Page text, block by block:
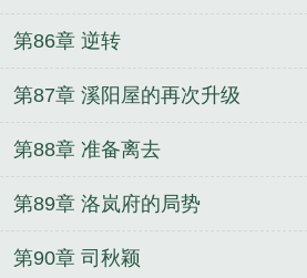
第86章 逆转
第87章 溪阳屋的再次升级
第88章 准备离去
第89章 洛岚府的局势
第90章 司秋颖